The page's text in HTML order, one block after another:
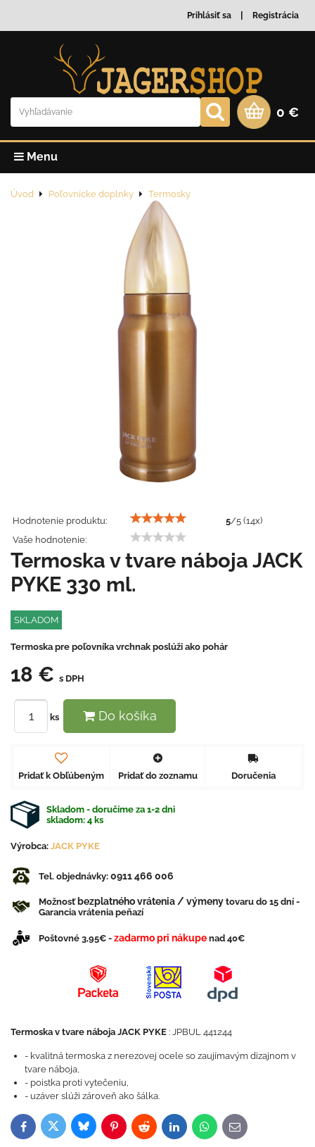
Prihlásiť sa Registrácia
0 €
Menu
Úvod Poľovnícke doplnky Termosky
Hodnotenie produktu: 5/5 (14x)
Vaše hodnotenie:
Termoska v tvare náboja JACK
PYKE 330 ml.
SKLADOM
Termoska pre poľovníka vrchnak poslúži ako pohár
18 € s DPH
ks Do košíka
Pridať k Obľúbeným Pridať do zoznamu Doručenia
Skladom - doručíme za 1-2 dni
skladom: 4 ks
Výrobca: JACK PYKE
Tel. objednávky: 0911 466 006
Možnosťbezplatného vrátenia / výmeny tovaru do 15 dní -
Garancia vrátenia peňazí
Poštovné 3,95€ - zadarmo pri nákupe nad 40€
Termoska v tvare náboja JACK PYKE : JPBUL 441244
- kvalitná termoska z nerezovej ocele so zaujímavým dizajnom v
tvare náboja,
- poistka proti vytečeniu,
- uzáver slúži zároveň ako šálka.
FacebookTwitterBlueskyPinterestReddit LinkedInWhatsApp
E-
mail